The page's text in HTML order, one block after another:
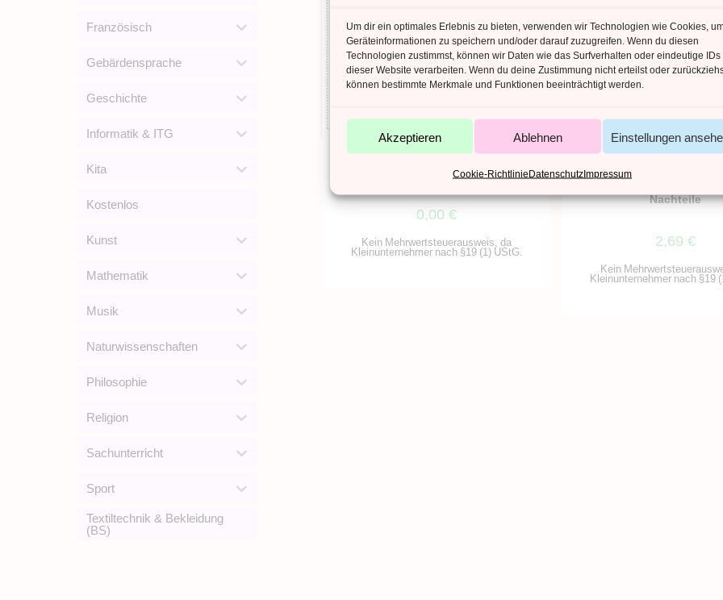
Um dir ein optimales Erlebnis zu bieten, verwenden wir Technologien wie Cookies,
Geräteinformationen zu speichern und/oder darauf zuzugreifen. Wenn du diesen
Technologien zustimmst, können wir Daten wie das Surfverhalten oder eindeutige IDs
dieser Website verarbeiten. Wenn du deine Zustimmung nicht erteilst oder
können bestimmte Merkmale und Funktionen beeinträchtigt werden.
Akzeptieren Ablehnen Einstellungen
Cookie-RichtlinieDatenschutzImpressum
Französisch
Gebärdensprache
Geschichte
Informatik & ITG
Kita
Kostenlos
Kunst
Mathematik
Musik
Naturwissenschaften
Philosophie
Religion
Sachunterricht
Sport
Textiltechnik & Bekleidung
(BS)
IN DEN WARENKORB
einen Bericht zusammenfassen
0,00€
Kein Mehrwertsteuerausweis, da
Kleinunternehmer nach §19 (1) UStG.
IN DEN
Argumentieren & Diskutieren,
Erdbeben, Vulkane & andere
Leben am Vulkan – Ätna
Nachteile
2,69€
Kein
Kleinunternehmer nach §19